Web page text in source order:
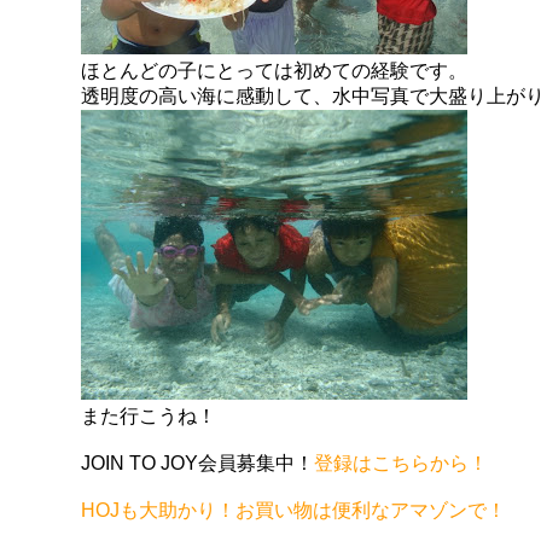
ほとんどの子にとっては初めての経験です。
透明度の高い海に感動して、水中写真で大盛り上が
また行こうね！
JOIN TO JOY会員募集中！登録はこちらから！
HOJも大助かり！お買い物は便利なアマゾンで！